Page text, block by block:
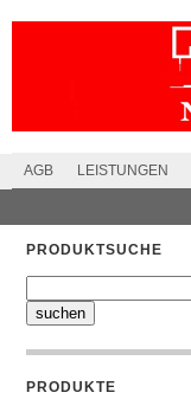
AGB LEISTUNGEN
PRODUKTSUCHE
PRODUKTE